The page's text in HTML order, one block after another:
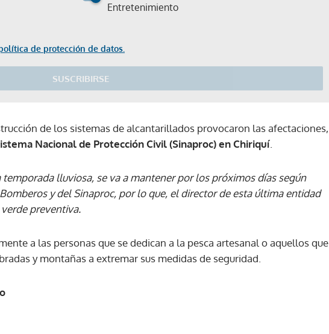
Entretenimiento
de protección de datos.
SUSCRIBIRSE
por suscribirte a nuestro boletín.
de los sistemas de alcantarillados provocaron las afectaciones,
Nacional de Protección Civil (Sinaproc) en Chiriquí
lluviosa, se va a mantener por los próximos días según
y del Sinaproc, por lo que, el director de esta última entidad
preventiva.
a las personas que se dedican a la pesca artesanal o aquellos que
y montañas a extremar sus medidas de seguridad.